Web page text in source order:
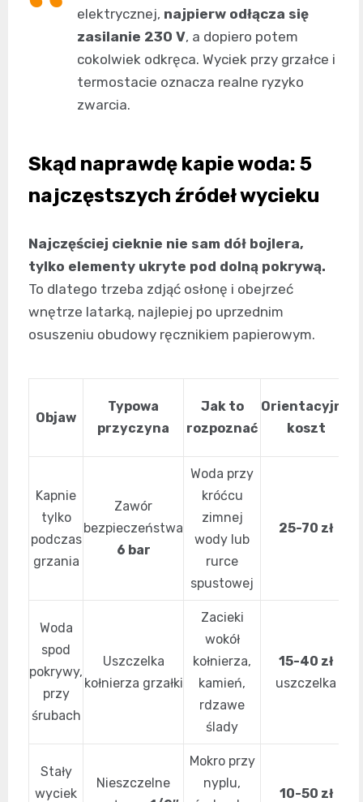
elektrycznej, najpierw odłącza się
zasilanie 230 V, a dopiero potem
cokolwiek odkręca. Wyciek przy grzałce i
termostacie oznacza realne ryzyko
zwarcia.
Skąd naprawdę kapie woda: 5
najczęstszych źródeł wycieku
Najczęściej cieknie nie sam dół bojlera,
tylko elementy ukryte pod dolną pokrywą.
To dlatego trzeba zdjąć osłonę i obejrzeć
wnętrze latarką, najlepiej po uprzednim
osuszeniu obudowy ręcznikiem papierowym.
Objaw
Typowa
przyczyna
Jak to
rozpoznać
Orientacyjny
koszt
Kapnie
tylko
podczas
grzania
Zawór
bezpieczeństwa
6 bar
Woda przy
króćcu
zimnej
wody lub
rurce
spustowej
25-70 zł
Woda
spod
pokrywy,
przy
śrubach
Uszczelka
kołnierza grzałki
Zacieki
wokół
kołnierza,
kamień,
rdzawe
ślady
15-40 zł
uszczelka
Stały
wyciek
Nieszczelne
Mokro przy
nyplu,
10-50 zł